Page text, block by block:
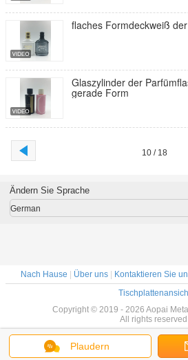
flaches Formdeckweiß
Glaszylinder der
gerade Form
10 / 18
Plaudern
Ändern Sie Sprache
German
Nach Hause Über uns Kontaktieren Sie
Copyright © 2019 - 2026 Aopai
All rights